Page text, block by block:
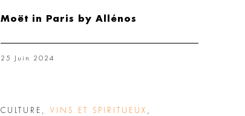
Moët in Paris by Allénos
25 Juin 2024
CULTURE VINS ET SPIRITUEUX